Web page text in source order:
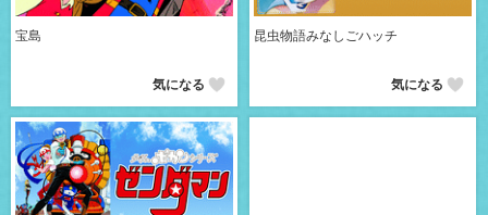
宝島
気になる
昆虫物語みなしごハッチ
気になる